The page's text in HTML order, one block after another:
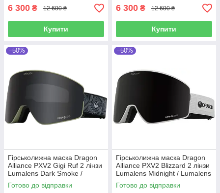
6 300 ₴ 12 600 ₴
Купити
6 300 ₴ 12 600 ₴
Купити
–50%
Гірськолижна маска Dragon
Alliance PXV2 Gigi Ruf 2 лінзи
Lumalens Dark Smoke /
Lumalens Light Rose
Готово до відправки
–50%
Гірськолижна маска Dragon
Alliance PXV2 Blizzard 2 лінзи
Lumalens Midnight / Lumalens
Light Rose
Готово до відправки